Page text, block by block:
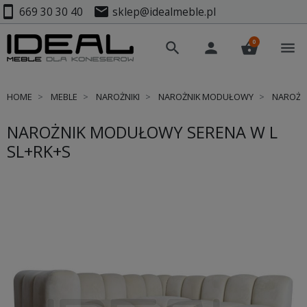
smartphone 669 30 30 40 mail sklep@idealmeble.pl
search person shopping_basket
0 menu
HOME MEBLE NAROŻNIKI NAROŻNIK MODUŁOWY
NAROŻNIK MODUŁOWY SERENA W L
SL+RK+S